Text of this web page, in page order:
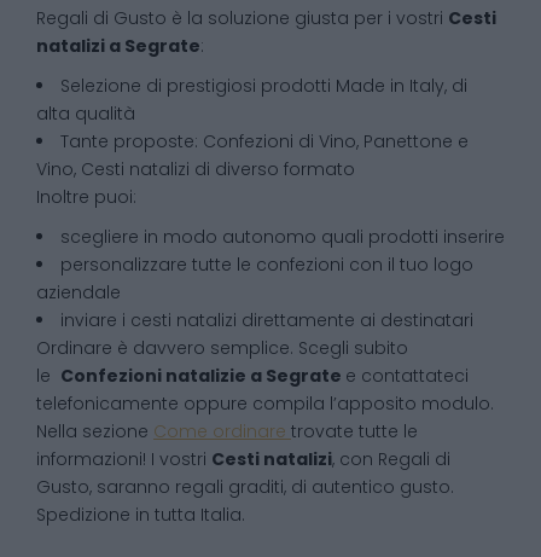
Regali di Gusto è la soluzione giusta per i vostri Cesti
natalizi a Segrate:
Selezione di prestigiosi prodotti Made in Italy, di
alta qualità
Tante proposte: Confezioni di Vino, Panettone e
Vino, Cesti natalizi di diverso formato
Inoltre puoi:
scegliere in modo autonomo quali prodotti inserire
personalizzare tutte le confezioni con il tuo logo
aziendale
inviare i cesti natalizi direttamente ai destinatari
Ordinare è davvero semplice. Scegli subito
le Confezioni natalizie a Segrate e contattateci
telefonicamente oppure compila l’apposito modulo.
Nella sezione Come ordinare trovate tutte le
informazioni! I vostri Cesti natalizi, con Regali di
Gusto, saranno regali graditi, di autentico gusto.
Spedizione in tutta Italia.